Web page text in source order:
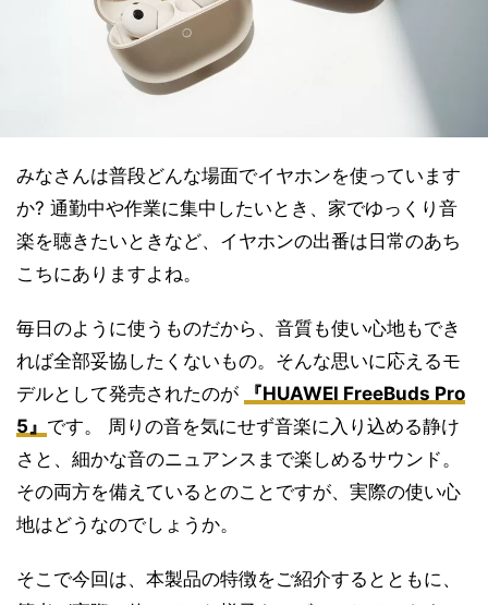
みなさんは普段どんな場面でイヤホンを使っています
か? 通勤中や作業に集中したいとき、家でゆっくり音
楽を聴きたいときなど、イヤホンの出番は日常のあち
こちにありますよね。
毎日のように使うものだから、音質も使い心地もでき
れば全部妥協したくないもの。そんな思いに応えるモ
デルとして発売されたのが
『HUAWEI FreeBuds Pro
5』 です。 周りの音を気にせず音楽に入り込める静け
さと、細かな音のニュアンスまで楽しめるサウンド。
その両方を備えているとのことですが、実際の使い心
地はどうなのでしょうか。
そこで今回は、本製品の特徴をご紹介するとともに、